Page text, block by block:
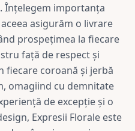
Înțelegem importanța
asigurăm o livrare
prospețimea la fiecare
față de respect și
fiecare coroană și jerbă
omagiind cu demnitate
de excepție și o
Expresii Florale este